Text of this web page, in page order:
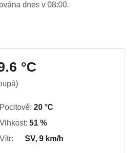
dnes v 08:00.
°C
Pocitově: 20 °C
Vlhkost: 51 %
Vítr:
SV, 9 km/h